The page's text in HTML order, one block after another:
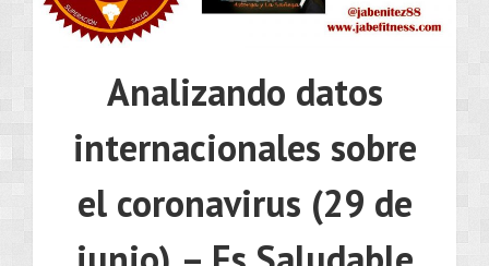
Analizando datos
internacionales sobre
el coronavirus (29 de